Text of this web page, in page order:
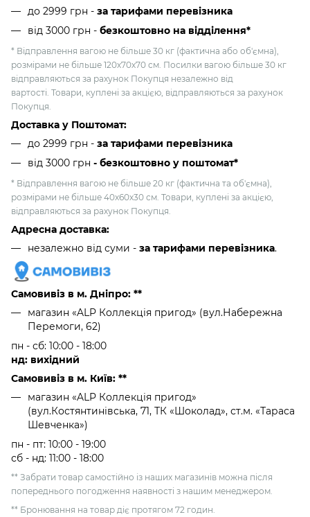
до 2999 грн - за тарифами перевізника
від 3000 грн - безкоштовно на відділення*
* Відправлення вагою не більше 30 кг (фактична або об'ємна),
розмірами не більше 120х70х70 см. Посилки вагою більше 30 кг
відправляються за рахунок Покупця незалежно від
вартості. Товари, куплені за акцією, відправляються за рахунок
Покупця.
Доставка у Поштомат:
до 2999 грн - за тарифами перевізника
від 3000 грн - безкоштовно у поштомат*
* Відправлення вагою не більше 20 кг (фактична та об'ємна),
розмірами не більше 40х60х30 см. Товари, куплені за акцією,
відправляються за рахунок Покупця.
Адресна доставка:
незалежно від суми - за тарифами перевізника.
Самовивіз в м. Дніпро: **
магазин «ALP Коллекція пригод» (вул.Набережна
Перемоги, 62)
пн - сб: 10:00 - 18:00
нд: вихідний
Самовивіз в м. Київ: **
магазин «ALP Коллекція пригод»
(вул.Костянтинівська, 71, ТК «Шоколад», ст.м. «Тараса
Шевченка»)
пн - пт: 10:00 - 19:00
сб - нд: 11:00 - 18:00
** Забрати товар самостійно із наших магазинів можна після
попереднього погодження наявності з нашим менеджером.
** Бронювання на товар діє протягом 72 годин.